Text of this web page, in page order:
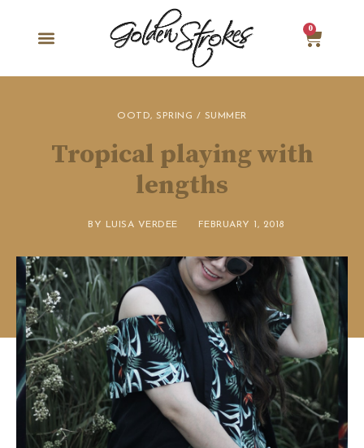
0
OOTD,SPRING / SUMMER
Tropical playing with
lengths
BY LUISA VERDEE FEBRUARY 1, 2018